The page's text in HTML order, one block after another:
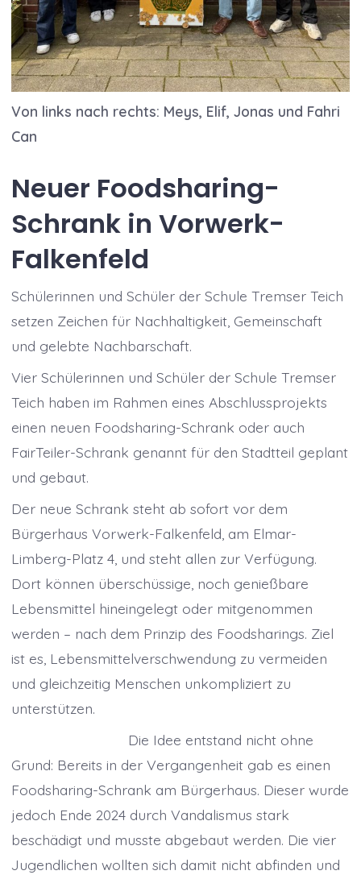
Von links nach rechts: Meys, Elif, Jonas und Fahri
Can
Neuer Foodsharing-
Schrank in Vorwerk-
Falkenfeld
Schülerinnen und Schüler der Schule Tremser Teich
setzen Zeichen für Nachhaltigkeit, Gemeinschaft
und gelebte Nachbarschaft.
Vier Schülerinnen und Schüler der Schule Tremser
Teich haben im Rahmen eines Abschlussprojekts
einen neuen Foodsharing-Schrank oder auch
FairTeiler-Schrank genannt für den Stadtteil geplant
und gebaut.
Der neue Schrank steht ab sofort vor dem
Bürgerhaus Vorwerk-Falkenfeld, am Elmar-
Limberg-Platz 4, und steht allen zur Verfügung.
Dort können überschüssige, noch genießbare
Lebensmittel hineingelegt oder mitgenommen
werden – nach dem Prinzip des Foodsharings. Ziel
ist es, Lebensmittelverschwendung zu vermeiden
und gleichzeitig Menschen unkompliziert zu
unterstützen.
Die Idee entstand nicht ohne
Grund: Bereits in der Vergangenheit gab es einen
Foodsharing-Schrank am Bürgerhaus. Dieser wurde
jedoch Ende 2024 durch Vandalismus stark
beschädigt und musste abgebaut werden. Die vier
Jugendlichen wollten sich damit nicht abfinden und